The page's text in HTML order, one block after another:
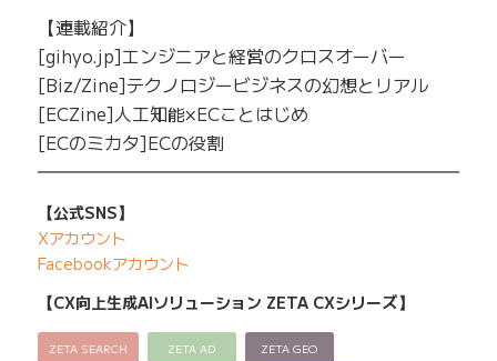
【連載紹介】
[gihyo.jp]エンジニアと経営のクロスオーバー
[Biz/Zine]テクノロジービジネスの幻想とリアル
[ECZine]人工知能×ECことはじめ
[ECのミカタ]ECの役割
【公式SNS】
Xアカウント
Facebookアカウント
【CX向上生成AIソリューション ZETA CXシリーズ】
ZETA SEARCH ZETA AD ZETA GEO